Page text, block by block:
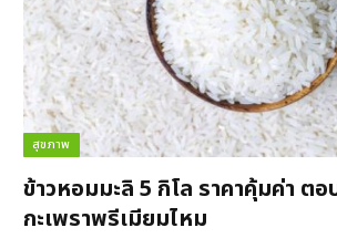
สุขภาพ
ข้าวหอมมะลิ 5 กิโล ราคาคุ้มค่า ตอ
กะเพราพรีเมียมไหม